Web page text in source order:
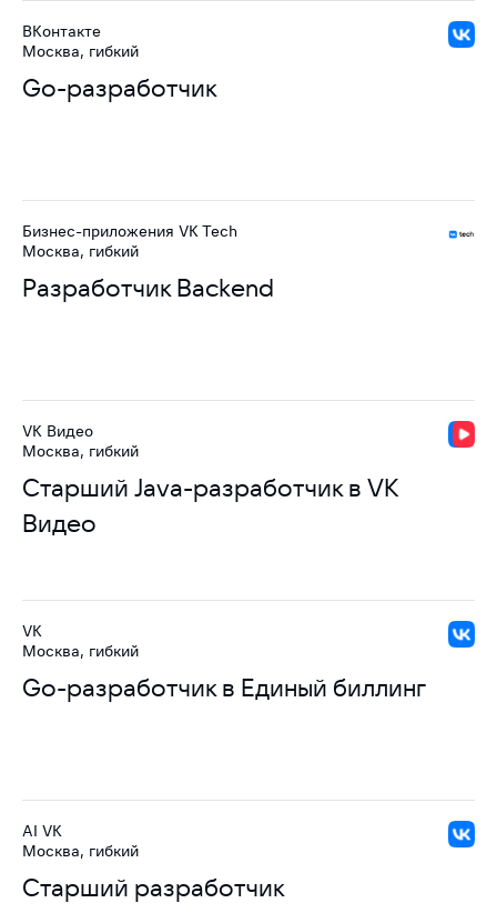
Go-разработчик
ВКонтакте
Москва, гибкий
Разработчик Backend
Бизнес-приложения VK Tech
Москва, гибкий
Старший Java-разработчик в VK
Видео
VK Видео
Москва, гибкий
Go-разработчик в Единый биллинг
VK
Москва, гибкий
Старший разработчик
AI VK
Москва, гибкий